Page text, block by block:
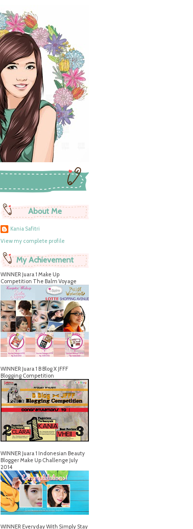
About Me
Kania Safitri
View my complete profile
My Achievement
WINNER Juara 1 Make Up
Competition The Balm Voyage
WINNER Juara 1 B Blog X JFFF
Blogging Competition
WINNER Juara 1 Indonesian Beauty
Blogger Make Up Challenge July
2014
WINNER Everyday With Simply Stay